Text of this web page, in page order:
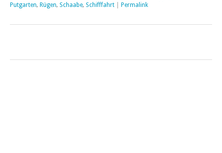
Putgarten, Rügen, Schaabe, Schifffahrt Permalink